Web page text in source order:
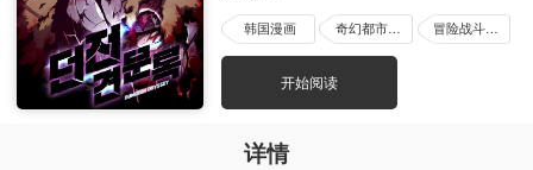
韩国漫画 奇幻都市漫画 冒险战斗漫画
开始阅读
详情